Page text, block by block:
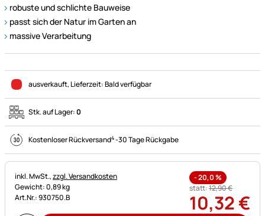
robuste und schlichte Bauweise
passt sich der Natur im Garten an
massive Verarbeitung
ausverkauft, Lieferzeit:Bald verfügbar
Stk. auf Lager:0
Kostenloser Rückversand4-30 Tage Rückgabe
Steuerhinweis:
inkl. MwSt.,zzgl. Versandkosten
Gewicht: 0,89 kg
Art.Nr.: 930750.B
-20,0%
statt:12,90€
10,32€